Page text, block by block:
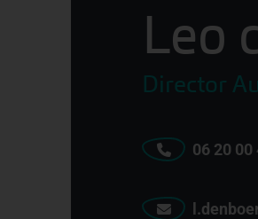
Leo
Director
06 20 00